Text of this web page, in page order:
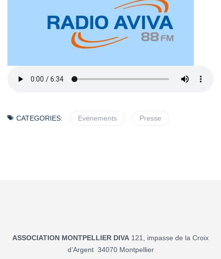
CATEGORIES: Evénements Presse
ASSOCIATION MONTPELLIER DIVA 121, impasse de la Croix
d’Argent 34070 Montpellier